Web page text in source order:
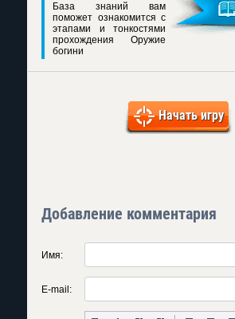
База знаний вам
поможет ознакомится с
этапами и тонкостями
прохождения Оружие
богини
Начать игру
Добавление комментария
Имя:
E-mail: